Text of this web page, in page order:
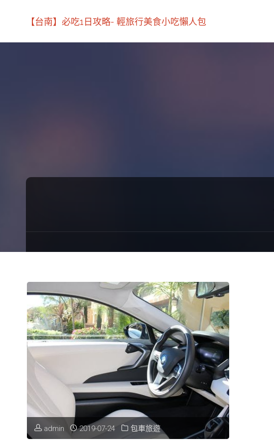
【台南】必吃1日攻略- 輕旅行美食小吃懶人包
admin 2019-07-24 包車旅遊